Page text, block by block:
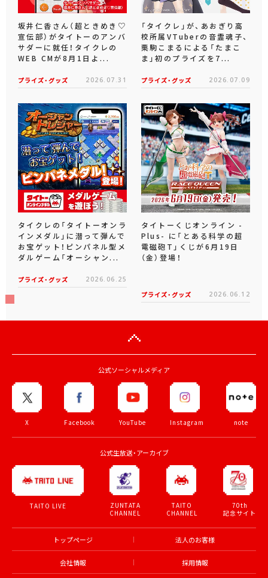
坂井仁香さん（超ときめき♡
宣伝部）がタイトーのアンバ
サダーに就任！タイクレの
WEB CMが8月1日よ...
プライズ・グッズ 2026.07.31
「タイクレ」が、あおぎり高
校所属VTuberの音霊魂子、
栗駒こまるによる「たまこ
ま」初のプライズを7...
プライズ・グッズ 2026.07.09
タイクレの「タイトーオンラ
インメダル」に潜って弾んで
お宝ゲット！ピンパネル型メ
ダルゲーム「オーシャン...
プライズ・グッズ 2026.06.25
タイトーくじオンライン -
Plus- に「とある科学の超
電磁砲T」くじが6月19日
（金）登場！
プライズ・グッズ 2026.06.12
公式ソーシャルメディア
X Facebook YouTube Instagram note
公式生放送・アーカイブ
TAITO LIVE
ZUNTATA
CHANNEL
TAITO
CHANNEL
70th
記念サイト
トップページ 法人のお客様
会社情報 採用情報